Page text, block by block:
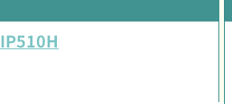
IP510H